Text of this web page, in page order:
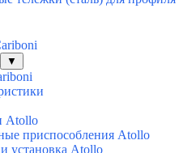
▼
Atollo
приспособления Atollo
установка Atollo